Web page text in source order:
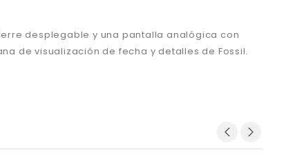
desplegable y una pantalla analógica con
de visualización de fecha y detalles de Fossil.